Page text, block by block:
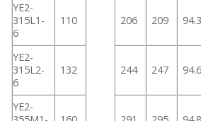
YE2-
315L1-
6
110 206 209 94.3
YE2-
315L2-
6
132 244 247 94.6
YE2-